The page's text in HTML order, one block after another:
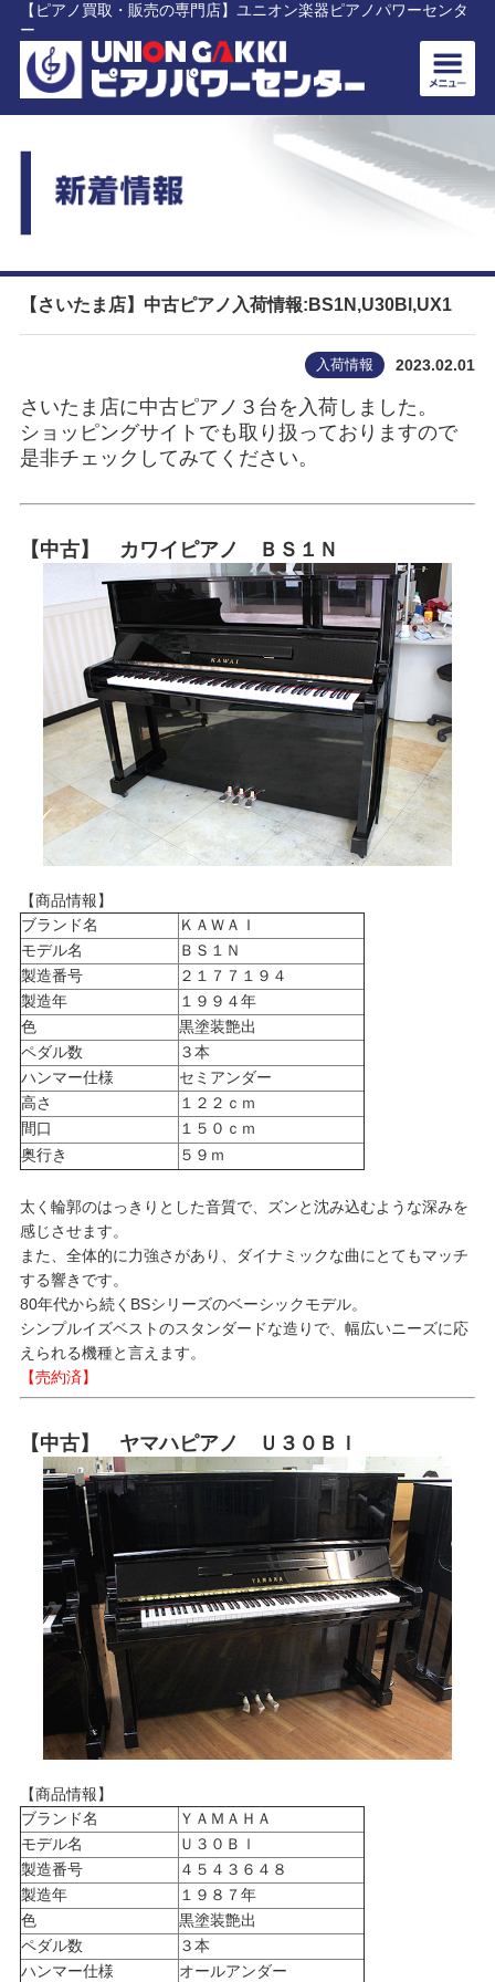
【ピアノ買取・販売の専門店】ユニオン楽器ピアノパワーセンタ
ー
【さいたま店】中古ピアノ入荷情報:BS1N,U30Bl,UX1
入荷情報 2023.02.01
さいたま店に中古ピアノ３台を入荷しました。
ショッピングサイトでも取り扱っておりますので
是非チェックしてみてください。
【中古】 カワイピアノ ＢＳ１Ｎ
【商品情報】
ブランド名
ＫＡＷＡＩ
モデル名
ＢＳ１Ｎ
製造番号
２１７７１９４
製造年
１９９４年
色
黒塗装艶出
ペダル数
３本
ハンマー仕様
セミアンダー
高さ
１２２ｃｍ
間口
１５０ｃｍ
奥行き
５９ｍ
太く輪郭のはっきりとした音質で、ズンと沈み込むような深みを
感じさせます。
また、全体的に力強さがあり、ダイナミックな曲にとてもマッチ
する響きです。
80年代から続くBSシリーズのベーシックモデル。
シンプルイズベストのスタンダードな造りで、幅広いニーズに応
えられる機種と言えます。
【売約済】
【中古】 ヤマハピアノ Ｕ３０Ｂｌ
【商品情報】
ブランド名
ＹＡＭＡＨＡ
モデル名
Ｕ３０Ｂｌ
製造番号
４５４３６４８
製造年
１９８７年
色
黒塗装艶出
ペダル数
３本
ハンマー仕様
オールアンダー